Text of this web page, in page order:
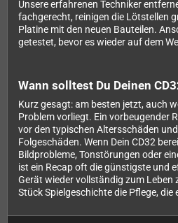
Unsere erfahrenen Techniker
fachgerecht, reinigen die Lötstellen
Platine mit den neuen Bauteilen.
getestet, bevor es wieder auf dem
Wann solltest Du Deinen
Kurz gesagt: am besten jetzt, auch
Problem vorliegt. Ein vorbeugender
vor den typischen Altersschäden
Folgeschäden. Wenn Dein CD32
Bildprobleme, Tonstörungen oder
ist ein Recap oft die günstigste und
Gerät wieder vollständig zum Leben
Stück Spielgeschichte die Pflege, die